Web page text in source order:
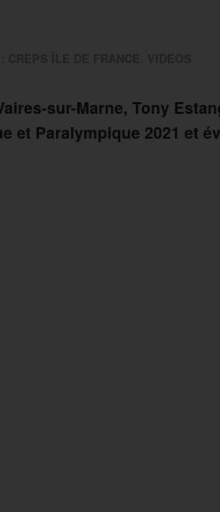
sur-Marne, Tony
et Paralympique 2021 et